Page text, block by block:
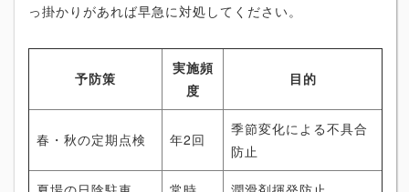
っ掛かりがあれば早急に対処してください。
予防策
実施頻
度
目的
春・秋の定期点検 年2回
季節変化による不具合
防止